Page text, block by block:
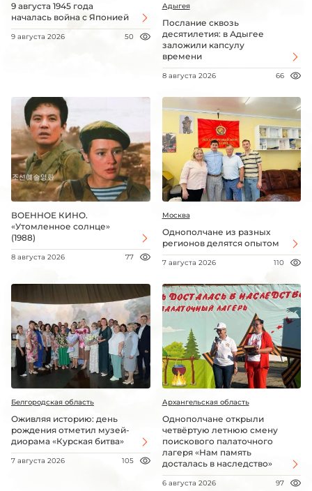
9 августа 1945 года
началась война с Японией
9 августа 2026 50
Адыгея
Послание сквозь
десятилетия: в Адыгее
заложили капсулу
времени
8 августа 2026 66
ВОЕННОЕ КИНО.
«Утомленное солнце»
(1988)
8 августа 2026 77
Москва
Однополчане из разных
регионов делятся опытом
7 августа 2026 110
Белгородская область
Оживляя историю: день
рождения отметил музей-
диорама «Курская битва»
7 августа 2026 105
Архангельская область
Однополчане открыли
четвёртую летнюю смену
поискового палаточного
лагеря «Нам память
досталась в наследство»
6 августа 2026 97